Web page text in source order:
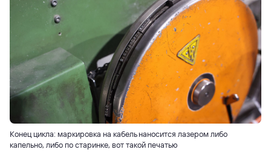
Конец цикла: маркировка на кабель наносится лазером либо
капельно, либо по старинке, вот такой печатью